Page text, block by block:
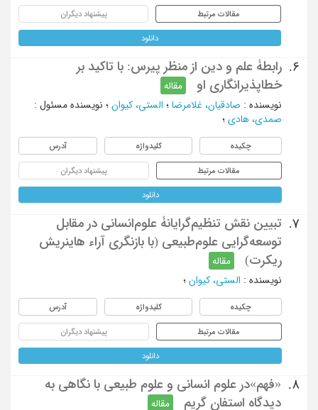
مقالات مرتبط پیشنهاد دیگران
دانلود
6.
رابطۀ علم و دین از منظر پیرس: با تاکید بر
خطاپذیرانگاری او
مقاله
نویسنده : صادقیان، غلامرضا ؛ الستی، کیوان ؛ نویسنده مسئول :
صمدی، هادی ؛
چکیده کلیدواژه آدرس
مقالات مرتبط پیشنهاد دیگران
دانلود
7.
تبیین نقش تنظیم‌گرایانۀ علوم‌انسانی در مقابل
توسعه‌گرایی علوم‌طبیعی (با بازنگری آراء هاینریش
ریکرت)
مقاله
نویسنده : الستی، کیوان ؛
چکیده کلیدواژه آدرس
مقالات مرتبط پیشنهاد دیگران
دانلود
8.
«فهم»در علوم انسانی و علوم طبیعی با نگاهی به
دیدگاه استفان گریم
مقاله